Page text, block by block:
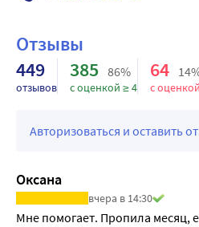
Отзывы
449
отзывов
385 86%
с оценкой ≥ 4
64
с
Авторизоваться и оставить
Оксана
вчера в 14:30
Мне помогает. Пропила месяц,